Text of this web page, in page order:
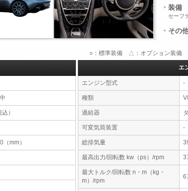
装備
セーフ
その
○：標準装備 △：オプション装備 -
）
mm）
エ
エンジン型式 -
種類
過給器
可変気筒装置 -
総排気量
最高出力/回転数 kw（ps）/rpm
最大トルク/回転数 n・m（kg・
m）/rpm